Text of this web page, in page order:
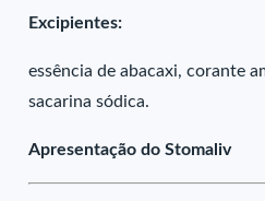
Excipientes:
essência de abacaxi, corante
sacarina sódica.
Apresentação do Stomaliv